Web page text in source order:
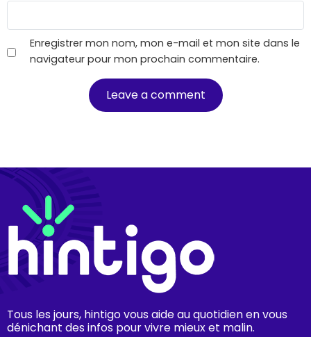
Enregistrer mon nom, mon e-mail et mon site dans le
navigateur pour mon prochain commentaire.
Tous les jours, hintigo vous aide au quotidien en vous
dénichant des infos pour vivre mieux et malin.